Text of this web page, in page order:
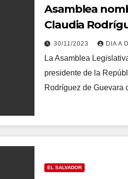
Asamblea
Claudia
de presidencia
30/11/2023 DIA A
La Asamblea
presidente de la
Rodríguez de
EL SALVADOR